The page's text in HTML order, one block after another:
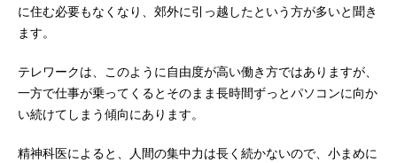
に住む必要もなくなり、郊外に引っ越したという方が多いと聞き
ます。
テレワークは、このように自由度が高い働き方ではありますが、
一方で仕事が乗ってくるとそのまま長時間ずっとパソコンに向か
い続けてしまう傾向にあります。
精神科医によると、人間の集中力は長く続かないので、小まめに